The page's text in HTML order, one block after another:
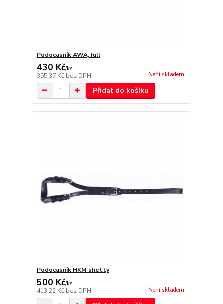
Podocasník AWA, full
430 Kč/ks
355,37 Kč bez DPH Není skladem
Přidat do košíku
Podocasník HKM shetty
500 Kč/ks
413,22 Kč bez DPH Není skladem